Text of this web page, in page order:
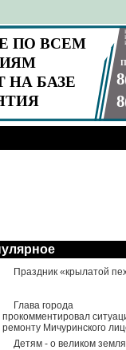
Праздник «крылатой
Глава города
прокомментировал
ремонту Мичуринского
Детям - о великом